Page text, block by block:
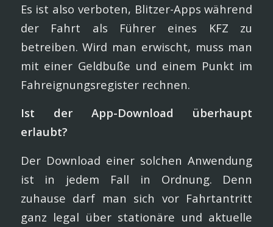
Es ist also verboten, Blitzer-Apps während
der Fahrt als Führer eines KFZ zu
betreiben. Wird man erwischt, muss man
mit einer Geldbuße und einem Punkt im
Fahreignungsregister rechnen.
Ist der App-Download überhaupt
erlaubt?
Der Download einer solchen Anwendung
ist in jedem Fall in Ordnung. Denn
zuhause darf man sich vor Fahrtantritt
ganz legal über stationäre und aktuelle